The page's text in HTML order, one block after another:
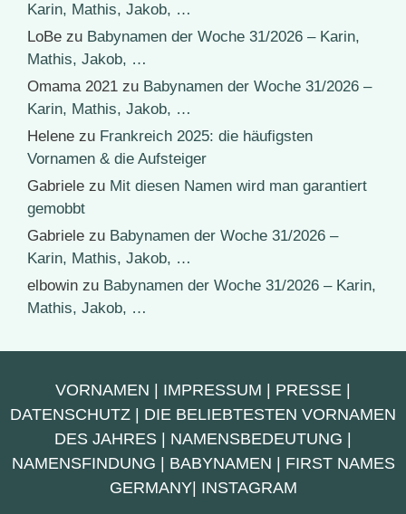
Karin, Mathis, Jakob, …
LoBe zu Babynamen der Woche 31/2026 – Karin,
Mathis, Jakob, …
Omama 2021 zu Babynamen der Woche 31/2026 –
Karin, Mathis, Jakob, …
Helene zu Frankreich 2025: die häufigsten
Vornamen & die Aufsteiger
Gabriele zu Mit diesen Namen wird man garantiert
gemobbt
Gabriele zu Babynamen der Woche 31/2026 –
Karin, Mathis, Jakob, …
elbowin zu Babynamen der Woche 31/2026 – Karin,
Mathis, Jakob, …
VORNAMEN IMPRESSUM PRESSE
DATENSCHUTZ
DIE BELIEBTESTEN VORNAMEN
DES JAHRES
NAMENSBEDEUTUNG
NAMENSFINDUNG
BABYNAMEN
FIRST NAMES
GERMANY| INSTAGRAM